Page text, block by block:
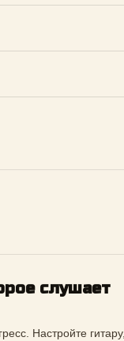
слушает
Настройте гитару,